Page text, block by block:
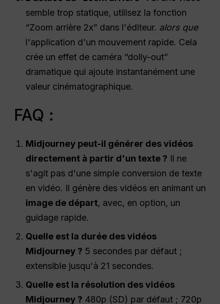
semble trop statique, utilisez la fonction
“Zoom arrière 2x” dans l'éditeur. alors que
l'application d'un mouvement rapide. Cela
crée un effet de caméra “dolly-out”
dramatique qui ajoute instantanément une
valeur cinématographique.
FAQ :
Midjourney peut-il générer des vidéos
directement à partir d'un texte ? Il ne
s'agit pas d'une simple conversion de texte
en vidéo. Il génère des vidéos en animant un
image de départ, avec, en option, un
guidage rapide.
Quelle est la durée des vidéos
Midjourney ? 5 secondes par défaut ;
extensible jusqu'à 21 secondes.
Quelle est la résolution des vidéos
Midjourney ? 480p (SD) par défaut ; 720p